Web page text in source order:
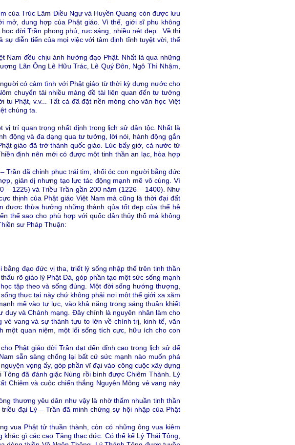
của Trúc Lâm Điều Ngự và Huyền Quang còn được lưu
mở, dung hợp của Phật giáo. Vì thế, giới sĩ phu không
đời Trần phong phú, rực sáng, nhiều nét đẹp . Về thi
diễn tiến của mọi việc với tâm định tĩnh tuyệt vời, thể
Nam đều chịu ảnh hưởng đạo Phật. Nhất là qua những
Lãn Ông Lê Hữu Trác, Lê Quý Đôn, Ngô Thì Nhậm,
có cảm tình với Phật giáo từ thời kỳ dựng nước cho
chuyển tải nhiều mảng đề tài liên quan đến tư tưởng
tu Phật, v.v... Tất cả đã đặt nền móng cho văn học Việt
chúng ta.
trí quan trọng nhất định trong lịch sử dân tộc. Nhất là
động và đa dạng qua tư tưởng, lời nói, hành động gắn
giáo đã trở thành quốc giáo. Lúc bấy giờ, cả nước từ
định nên mới có được một tinh thần an lạc, hòa hợp
Trần đã chinh phục trái tim, khối óc con người bằng đức
giản dị nhưng tạo lực tác động mạnh mẽ vô cùng. Vì
– 1225) và Triều Trần gần 200 năm (1226 – 1400). Như
thịnh của Phật giáo Việt Nam mà cũng là thời đại đất
được thừa hưởng những thành qủa tốt đẹp của thế hệ
thể sao cho phù hợp với quốc dân thủy thổ mà không
sư Pháp Thuận:
đạo đức vị tha, triết lý sống nhập thế trên tinh thần
rõ giáo lý Phật Đà, góp phần tạo một sức sống mạnh
tập theo và sống đúng. Một đời sống hướng thượng,
thực tại này chứ không phải nơi một thế giới xa xăm
mẽ vào tự lực, vào khả năng trong sáng thuần khiết
duy và Chánh mạng. Đây chính là nguyên nhân làm cho
vang và sự thành tựu to lớn về chính trị, kinh tế, văn
quan niệm, một lối sống tích cực, hữu ích cho con
Phật giáo đời Trần đạt đến đỉnh cao trong lịch sử để
sẵn sàng chống lại bất cứ sức mạnh nào muốn phá
vọng ấy, góp phần vĩ đại vào công cuộc xây dựng
đã đánh giặc Nùng rồi bình được Chiêm Thành. Lý
Chiêm và cuộc chiến thắng Nguyên Mông vẻ vang này
thương yêu dân như vậy là nhờ thấm nhuần tinh thần
đại Lý – Trần đã minh chứng sự hội nhập của Phật
vua Phật tử thuần thành, còn có những ông vua kiêm
gì các cao Tăng thạc đức. Có thể kể Lý Thái Tông,